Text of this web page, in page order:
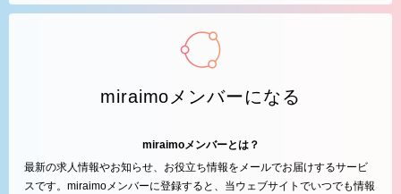
miraimoメンバーになる
miraimoメンバーとは？
最新の求人情報やお知らせ、お役立ち情報をメールでお届けするサービ
スです。miraimoメンバーに登録すると、当ウェブサイトでいつでも情報